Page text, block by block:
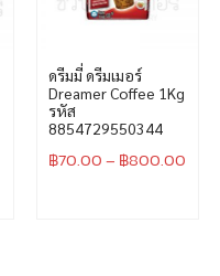
ดรีมมี่ ดรีมเมอร์
Dreamer Coffee 1Kg
รหัส
8854729550344
฿70.00– ฿800.00